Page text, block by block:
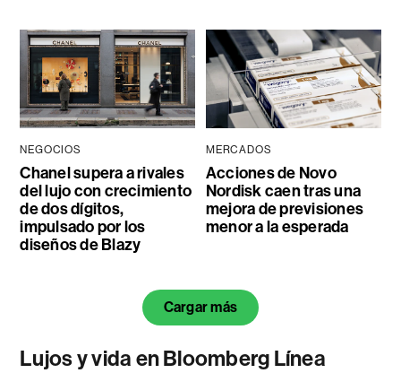
NEGOCIOS
Chanel supera a rivales
del lujo con crecimiento
de dos dígitos,
impulsado por los
diseños de Blazy
MERCADOS
Acciones de Novo
Nordisk caen tras una
mejora de previsiones
menor a la esperada
Cargar más
Lujos y vida en Bloomberg Línea